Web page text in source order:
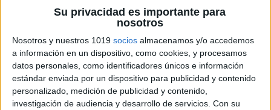
Su privacidad es importante para
nosotros
Nosotros y nuestros 1019 socios almacenamos y/o accedemos
a información en un dispositivo, como cookies, y procesamos
datos personales, como identificadores únicos e información
estándar enviada por un dispositivo para publicidad y contenido
personalizado, medición de publicidad y contenido,
investigación de audiencia y desarrollo de servicios. Con su